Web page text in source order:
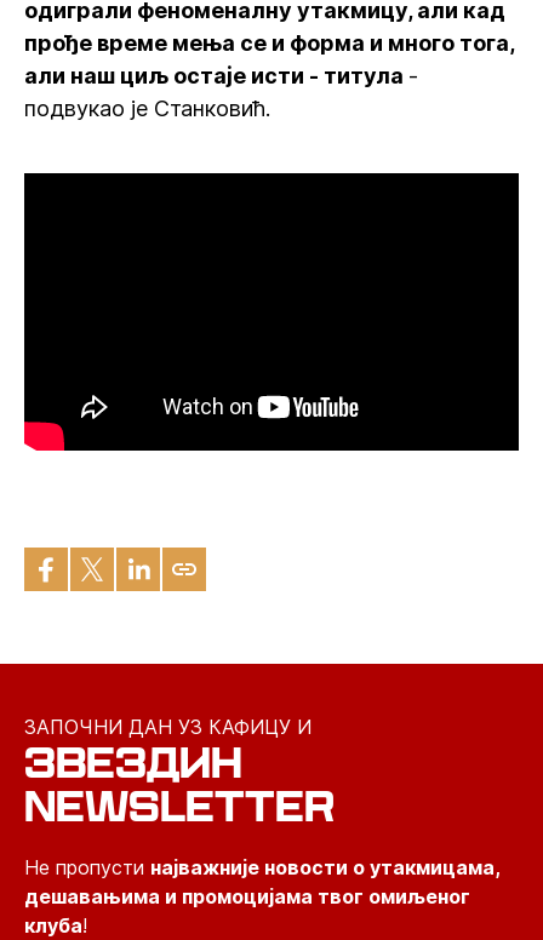
одиграли феноменалну утакмицу, али кад
прође време мења се и форма и много тога,
али наш циљ остаје исти - титула -
подвукао је Станковић.
ЗАПОЧНИ ДАН УЗ КАФИЦУ И
ЗВЕЗДИН
NEWSLETTER
Не пропусти најважније новости о утакмицама,
дешавањима и промоцијама твог омиљеног
клуба!